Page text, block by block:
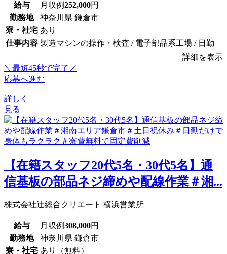
給与 月収例252,000円
勤務地
神奈川県 鎌倉市
寮・社宅 あり
仕事内容 製造マシンの操作・検査 / 電子部品系工場 / 日勤
詳細を表示
＼最短45秒で完了／
応募へ進む
詳しく
見る
【在籍スタッフ20代5名・30代5名】通
信基板の部品ネジ締めや配線作業＃湘...
株式会社辻総合クリエート 横浜営業所
給与 月収例308,000円
勤務地
神奈川県 鎌倉市
寮・社宅 あり（無料）